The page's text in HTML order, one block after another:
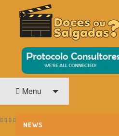
DOCES OU SALGADAS?
O Cinema? Uma Paixão!!
Menu
NEWS